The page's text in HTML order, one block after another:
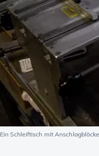
Ein Schleiftisch mit